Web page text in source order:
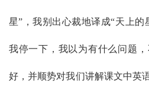
星”，我别出心裁地译成“天上的
我停一下，我以为有什么问题
好，并顺势对我们讲解课文中英